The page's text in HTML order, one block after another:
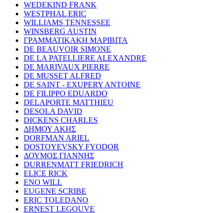
WEDEKIND FRANK
WESTPHAL ERIC
WILLIAMS TENNESSEE
WINSBERG AUSTIN
ΓΡΑΜΜΑΤΙΚΑΚΗ ΜΑΡΙΒΙΤΑ
DE BEAUVOIR SIMONE
DE LA PATELLIERE ALEXANDRE
DE MARIVAUX PIERRE
DE MUSSET ALFRED
DE SAINT - EXUPERY ANTOINE
DE FILIPPO EDUARDO
DELAPORTE MATTHIEU
DESOLA DAVID
DICKENS CHARLES
ΔΗΜΟΥ ΑΚΗΣ
DORFMAN ARIEL
DOSTOYEVSKY FYODOR
ΔΟΥΜΟΣ ΓΙΑΝΝΗΣ
DURRENMATT FRIEDRICH
ELICE RICK
ENO WILL
EUGENE SCRIBE
ERIC TOLEDANO
ERNEST LEGOUVE